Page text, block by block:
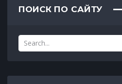
ПОИСК ПО САЙТУ